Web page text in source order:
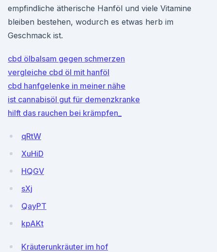
empfindliche ätherische Hanföl und viele Vitamine
bleiben bestehen, wodurch es etwas herb im
Geschmack ist.
cbd ölbalsam gegen schmerzen
vergleiche cbd öl mit hanföl
cbd hanfgelenke in meiner nähe
ist cannabisöl gut für demenzkranke
hilft das rauchen bei krämpfen_
qRtW
XuHiD
HQGV
sXj
QayPT
kpAKt
Kräuterunkräuter im hof